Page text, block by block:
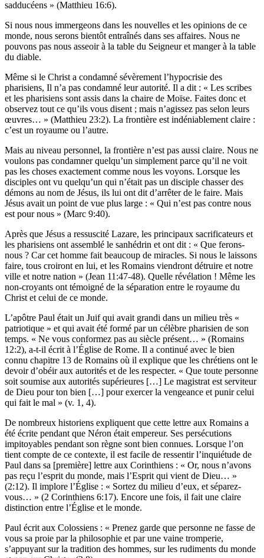
sadducéens » (Matthieu 16:6).
Si nous nous immergeons dans les nouvelles et les opinions de ce
monde, nous serons bientôt entraînés dans ses affaires. Nous ne
pouvons pas nous asseoir à la table du Seigneur et manger à la table
du diable.
Même si le Christ a condamné sévèrement l’hypocrisie des
pharisiens, Il n’a pas condamné leur autorité. Il a dit : « Les scribes
et les pharisiens sont assis dans la chaire de Moïse. Faites donc et
observez tout ce qu’ils vous disent ; mais n’agissez pas selon leurs
œuvres… » (Matthieu 23:2). La frontière est indéniablement claire :
c’est un royaume ou l’autre.
Mais au niveau personnel, la frontière n’est pas aussi claire. Nous ne
voulons pas condamner quelqu’un simplement parce qu’il ne voit
pas les choses exactement comme nous les voyons. Lorsque les
disciples ont vu quelqu’un qui n’était pas un disciple chasser des
démons au nom de Jésus, ils lui ont dit d’arrêter de le faire. Mais
Jésus avait un point de vue plus large : « Qui n’est pas contre nous
est pour nous » (Marc 9:40).
Après que Jésus a ressuscité Lazare, les principaux sacrificateurs et
les pharisiens ont assemblé le sanhédrin et ont dit : « Que ferons-
nous ? Car cet homme fait beaucoup de miracles. Si nous le laissons
faire, tous croiront en lui, et les Romains viendront détruire et notre
ville et notre nation » (Jean 11:47-48). Quelle révélation ! Même les
non-croyants ont témoigné de la séparation entre le royaume du
Christ et celui de ce monde.
L’apôtre Paul était un Juif qui avait grandi dans un milieu très «
patriotique » et qui avait été formé par un célèbre pharisien de son
temps. « Ne vous conformez pas au siècle présent… » (Romains
12:2), a-t-il écrit à l’Église de Rome. Il a continué avec le bien
connu chapitre 13 de Romains où il explique que les chrétiens ont le
devoir d’obéir aux autorités et de les respecter. « Que toute personne
soit soumise aux autorités supérieures […] Le magistrat est serviteur
de Dieu pour ton bien […] pour exercer la vengeance et punir celui
qui fait le mal » (v. 1, 4).
De nombreux historiens expliquent que cette lettre aux Romains a
été écrite pendant que Néron était empereur. Ses persécutions
impitoyables pendant son règne sont bien connues. Lorsque l’on
tient compte de ce contexte, il est facile de ressentir l’inquiétude de
Paul dans sa [première] lettre aux Corinthiens : « Or, nous n’avons
pas reçu l’esprit du monde, mais l’Esprit qui vient de Dieu… »
(2:12). Il implore l’Église : « Sortez du milieu d’eux, et séparez-
vous… » (2 Corinthiens 6:17). Encore une fois, il fait une claire
distinction entre l’Église et le monde.
Paul écrit aux Colossiens : « Prenez garde que personne ne fasse de
vous sa proie par la philosophie et par une vaine tromperie,
s’appuyant sur la tradition des hommes, sur les rudiments du monde